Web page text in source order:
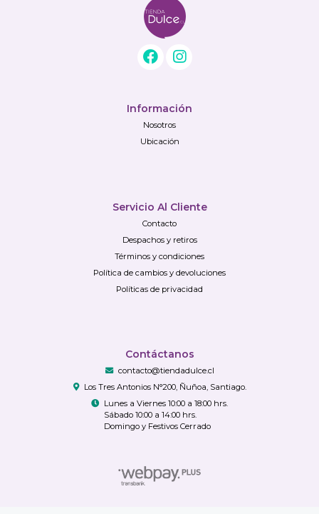
Información
Nosotros
Ubicación
Servicio Al Cliente
Contacto
Despachos y retiros
Términos y condiciones
Política de cambios y devoluciones
Políticas de privacidad
Contáctanos
contacto@tiendadulce.cl
Los Tres Antonios N°200, Ñuñoa, Santiago.
Lunes a Viernes 10:00 a 18:00 hrs.
Sábado 10:00 a 14:00 hrs.
Domingo y Festivos Cerrado